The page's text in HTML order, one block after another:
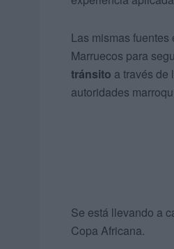
Las mismas
Marruecos para
tránsito a través de
autoridades
Se está llevando a
Copa Africana.